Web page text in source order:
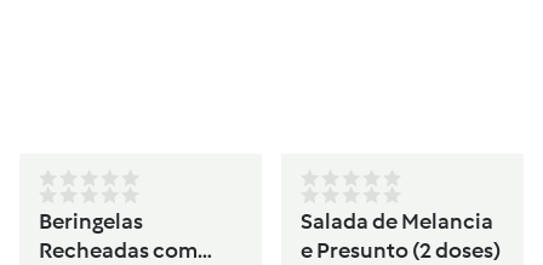
Beringelas
Recheadas com
Salada de Melancia
e Presunto (2 doses)